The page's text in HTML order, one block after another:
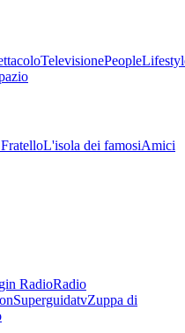
TelevisionePeople
L'isola dei famosiAmici
RadioRadio
SuperguidatvZuppa di